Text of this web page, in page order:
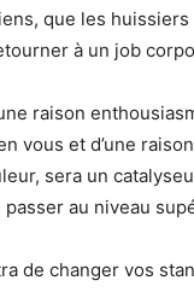
que les
à un job
raison
vous et d’une
sera un
au niveau
de changer vos